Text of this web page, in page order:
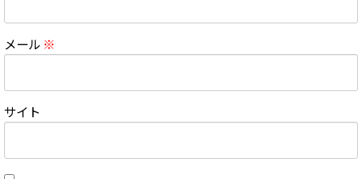
メール ※
サイト